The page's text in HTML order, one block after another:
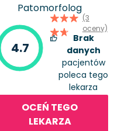
Patomorfolog
4.7
(3
oceny)
Brak
danych
pacjentów
poleca tego
lekarza
OCEŃ TEGO
LEKARZA